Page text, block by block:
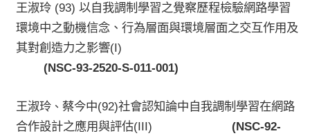
王淑玲 (93) 以自我調制學習之覺察歷程檢驗網路學習
環境中之動機信念、行為層面與環境層面之交互作用及
其對創造力之影響(I)
(NSC-93-2520-S-011-001)
王淑玲 、 蔡今中(92)社會認知論中自我調制學習在網路
合作設計之應用與評估(III)
(NSC-92-